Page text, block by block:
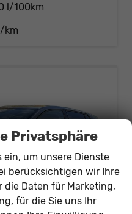
l/100km
km
Privatsphäre
ein, um unsere Dienste
berücksichtigen wir Ihre
Daten für Marketing,
für die Sie uns Ihr